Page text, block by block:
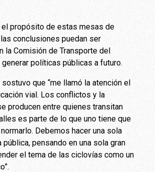
el propósito de estas mesas de
conclusiones puedan ser
la Comisión de Transporte del
generar políticas públicas a futuro.
sostuvo que “me llamó la atención el
vial. Los conflictos y la
producen entre quienes transitan
es parte de lo que uno tiene que
Debemos hacer una sola
pública, pensando en una sola gran
el tema de las ciclovías como un